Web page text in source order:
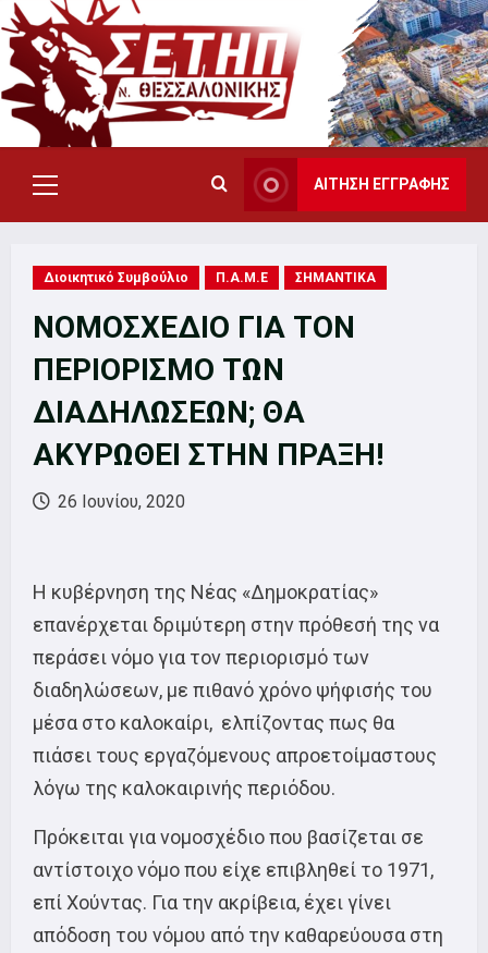
Skip
to
content
Primary
Menu
ΑΙΤΗΣΗ ΕΓΓΡΑΦΗΣ
Διοικητικό Συμβούλιο Π.Α.Μ.Ε ΣΗΜΑΝΤΙΚΑ
ΝΟΜΟΣΧΕΔΙΟ ΓΙΑ ΤΟΝ
ΠΕΡΙΟΡΙΣΜΟ ΤΩΝ
ΔΙΑΔΗΛΩΣΕΩΝ; ΘΑ
ΑΚΥΡΩΘΕΙ ΣΤΗΝ ΠΡΑΞΗ!
26 Ιουνίου, 2020
Η κυβέρνηση της Νέας «Δημοκρατίας»
επανέρχεται δριμύτερη στην πρόθεσή της να
περάσει νόμο για τον περιορισμό των
διαδηλώσεων, με πιθανό χρόνο ψήφισής του
μέσα στο καλοκαίρι, ελπίζοντας πως θα
πιάσει τους εργαζόμενους απροετοίμαστους
λόγω της καλοκαιρινής περιόδου.
Πρόκειται για νομοσχέδιο που βασίζεται σε
αντίστοιχο νόμο που είχε επιβληθεί το 1971,
επί Χούντας. Για την ακρίβεια, έχει γίνει
απόδοση του νόμου από την καθαρεύουσα στη